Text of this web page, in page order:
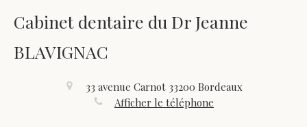
Cabinet dentaire du Dr Jeanne
BLAVIGNAC
33 avenue Carnot 33200 Bordeaux
Afficher le téléphone